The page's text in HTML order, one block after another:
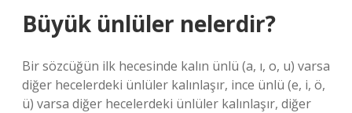
Büyük ünlüler nelerdir?
Bir sözcüğün ilk hecesinde kalın ünlü (a, ı, o, u) varsa
diğer hecelerdeki ünlüler kalınlaşır, ince ünlü (e, i, ö,
ü) varsa diğer hecelerdeki ünlüler kalınlaşır, diğer